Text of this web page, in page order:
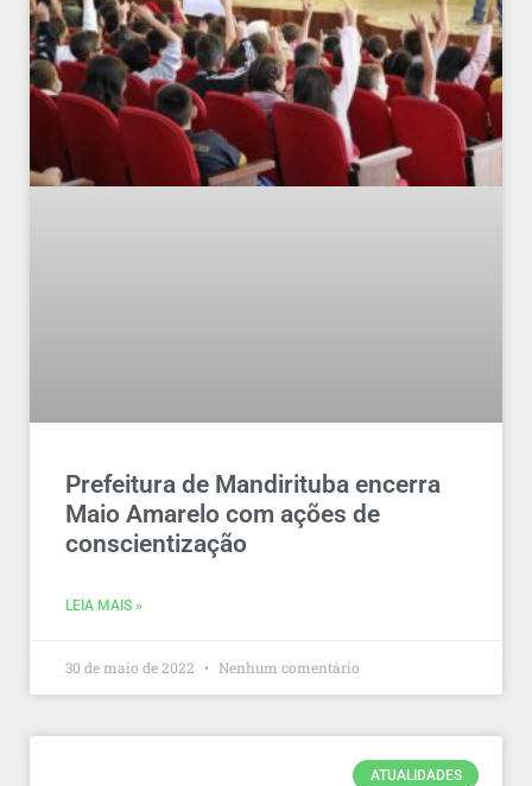
Prefeitura de Mandirituba encerra
Maio Amarelo com ações de
conscientização
LEIA MAIS »
30 de maio de 2022 Nenhum comentário
ATUALIDADES